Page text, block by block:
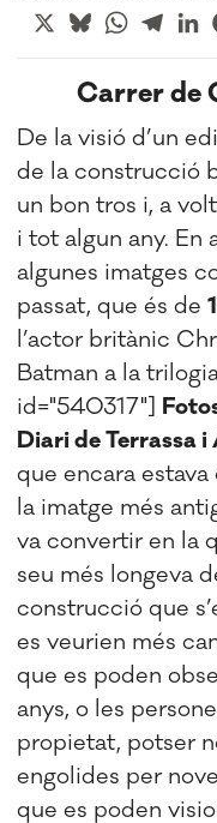
X Bluesky
Carrer de
De la visió d’un
de la construcció
un bon tros i, a
i tot algun any. En
algunes imatges
passat, que és de
l’actor britànic
Batman a la
id="540317"]
Diari de Terrassa
que encara
la imatge més
va convertir en la
seu més longeva
construcció que
es veurien més
que es poden
anys, o les
propietat, potser
engolides per
que es poden